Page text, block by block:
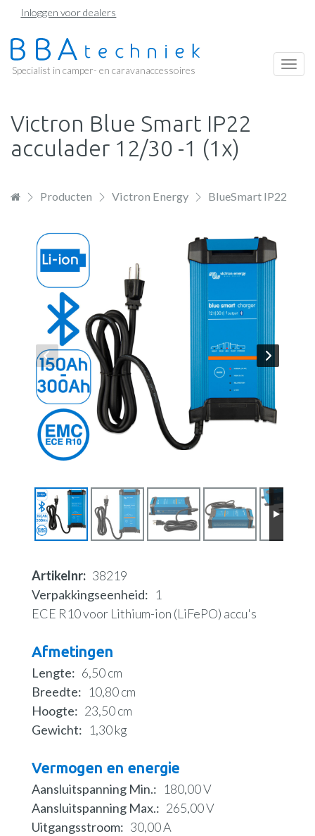
Overslaan
naar
de
Inloggen voor dealers
Specialist in camper- en caravanaccessoires
Victron Blue Smart IP22
acculader 12/30 -1 (1x)
Producten Victron Energy BlueSmart IP22
Artikelnr
38219
Verpakkingseenheid
1
ECE R10 voor Lithium-ion (LiFePO) accu's
Afmetingen
Lengte
6,50 cm
Breedte
10,80 cm
Hoogte
23,50 cm
Gewicht
1,30 kg
Vermogen en energie
Aansluitspanning Min.
180,00 V
Aansluitspanning Max.
265,00 V
Uitgangsstroom
30,00 A